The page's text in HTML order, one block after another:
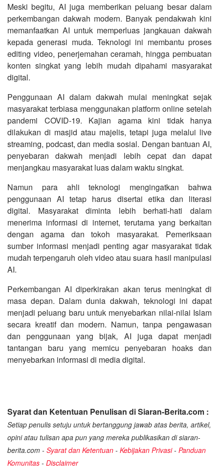
Meski begitu, AI juga memberikan peluang besar dalam
perkembangan dakwah modern. Banyak pendakwah kini
memanfaatkan AI untuk memperluas jangkauan dakwah
kepada generasi muda. Teknologi ini membantu proses
editing video, penerjemahan ceramah, hingga pembuatan
konten singkat yang lebih mudah dipahami masyarakat
digital.
Penggunaan AI dalam dakwah mulai meningkat sejak
masyarakat terbiasa menggunakan platform online setelah
pandemi COVID-19. Kajian agama kini tidak hanya
dilakukan di masjid atau majelis, tetapi juga melalui live
streaming, podcast, dan media sosial. Dengan bantuan AI,
penyebaran dakwah menjadi lebih cepat dan dapat
menjangkau masyarakat luas dalam waktu singkat.
Namun para ahli teknologi mengingatkan bahwa
penggunaan AI tetap harus disertai etika dan literasi
digital. Masyarakat diminta lebih berhati-hati dalam
menerima informasi di internet, terutama yang berkaitan
dengan agama dan tokoh masyarakat. Pemeriksaan
sumber informasi menjadi penting agar masyarakat tidak
mudah terpengaruh oleh video atau suara hasil manipulasi
AI.
Perkembangan AI diperkirakan akan terus meningkat di
masa depan. Dalam dunia dakwah, teknologi ini dapat
menjadi peluang baru untuk menyebarkan nilai-nilai Islam
secara kreatif dan modern. Namun, tanpa pengawasan
dan penggunaan yang bijak, AI juga dapat menjadi
tantangan baru yang memicu penyebaran hoaks dan
menyebarkan informasi di media digital.
Syarat dan Ketentuan Penulisan di Siaran-Berita.com :
Setiap penulis setuju untuk bertanggung jawab atas berita, artikel,
opini atau tulisan apa pun yang mereka publikasikan di siaran-
berita.com - Syarat dan Ketentuan - Kebijakan Privasi- Panduan
Komunitas - Disclaimer